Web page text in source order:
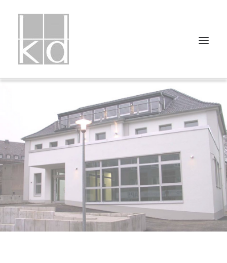
PROJEKTLISTE
PROJEKTUNTERTEILUNGEN
ÜBER UNS
PRESSE
IMPRESSUM
DATENSCHUTZ